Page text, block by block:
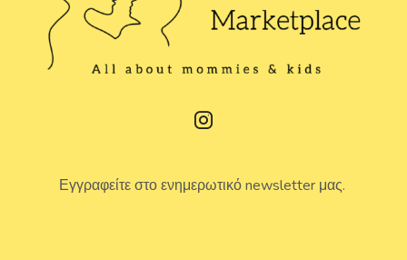
Εγγραφείτε στο ενημερωτικό newsletter μας.